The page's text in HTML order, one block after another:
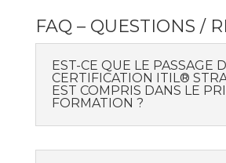
FAQ – QUESTIONS /
EST-CE QUE LE PASSAGE
CERTIFICATION ITIL®
EST COMPRIS DANS LE
FORMATION ?